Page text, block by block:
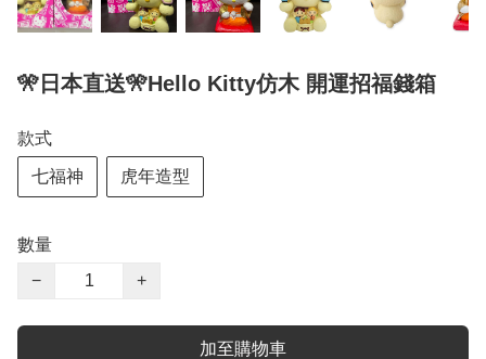
🎌日本直送🎌Hello Kitty仿木 開運招福錢箱
款式
七福神 虎年造型
數量
−
+
加至購物車